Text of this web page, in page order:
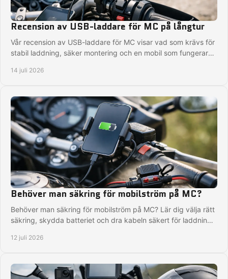
Recension av USB-laddare för MC på långtur
Vår recension av USB-laddare för MC visar vad som krävs för
stabil laddning, säker montering och en mobil som fungerar
14 juli 2026
Behöver man säkring för mobilström på MC?
Behöver man säkring för mobilström på MC? Lär dig välja rätt
säkring, skydda batteriet och dra kabeln säkert för laddning
12 juli 2026